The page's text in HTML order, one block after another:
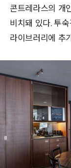
콘트레라스의 개
비치돼 있다. 투
라이브러리에 추